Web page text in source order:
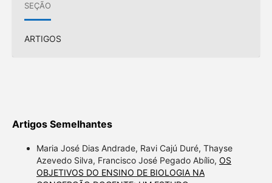
SEÇÃO
ARTIGOS
Artigos Semelhantes
Maria José Dias Andrade, Ravi Cajú Duré, Thayse
Azevedo Silva, Francisco José Pegado Abílio, OS
OBJETIVOS DO ENSINO DE BIOLOGIA NA